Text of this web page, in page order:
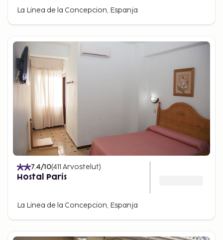
La Linea de la Concepcion, Espanja
7.4/10(411 Arvostelut)
Hostal París
La Linea de la Concepcion, Espanja